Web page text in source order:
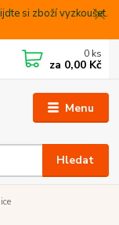
si zboží vyzkoušet.
Menu
Hledat
0 ks
za 0,00 Kč